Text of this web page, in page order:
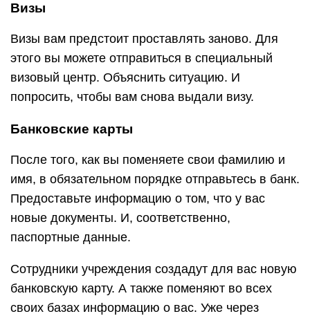
Визы
Визы вам предстоит проставлять заново. Для
этого вы можете отправиться в специальный
визовый центр. Объяснить ситуацию. И
попросить, чтобы вам снова выдали визу.
Банковские карты
После того, как вы поменяете свои фамилию и
имя, в обязательном порядке отправьтесь в банк.
Предоставьте информацию о том, что у вас
новые документы. И, соответственно,
паспортные данные.
Сотрудники учреждения создадут для вас новую
банковскую карту. А также поменяют во всех
своих базах информацию о вас. Уже через